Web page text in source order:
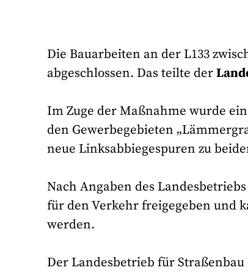
Die Bauarbeiten an der L133
abgeschlossen. Das teilte der
Im Zuge der Maßnahme wurde
den Gewerbegebieten
neue Linksabbiegespuren zu
Nach Angaben des
für den Verkehr freigegeben und
werden.
Der Landesbetrieb für